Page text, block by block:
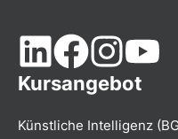
Kursangebot
Künstliche Intelligenz